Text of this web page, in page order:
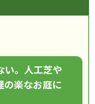
い。人工芝や
の楽なお庭に